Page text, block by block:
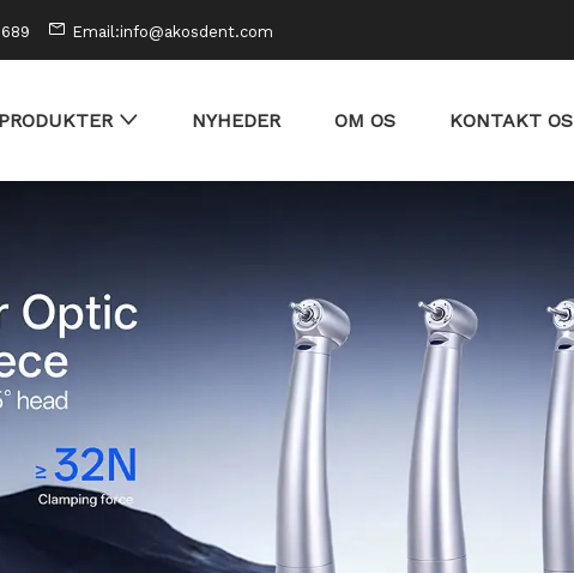
Email:info@akosdent.com
PRODUKTER NYHEDER OM OS KONTAKT OS